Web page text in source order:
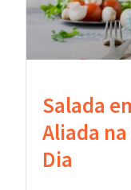
Salada
Aliada
Dia